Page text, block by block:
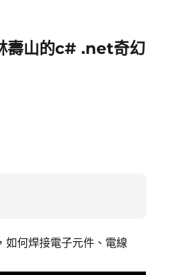
山的c# .net奇幻
如何焊接電子元件、電線